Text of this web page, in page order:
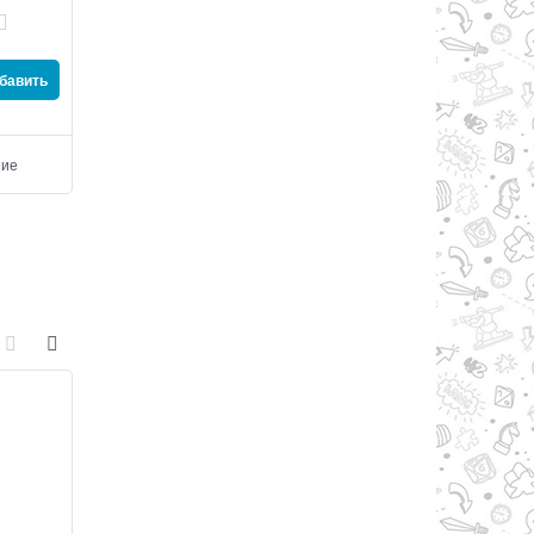
₸500или 50%
Добавить
Добавить в